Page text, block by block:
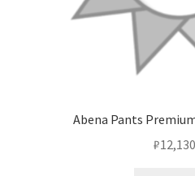
Abena Pants
₽